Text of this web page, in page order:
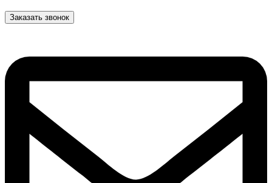
Заказать звонок